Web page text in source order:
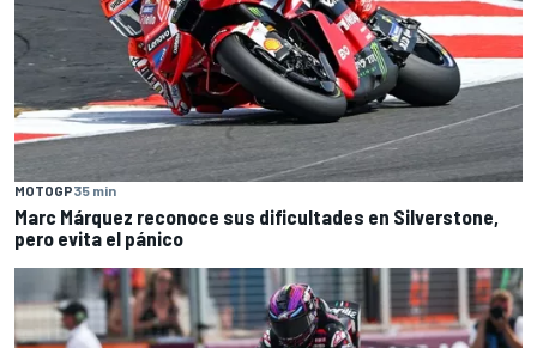
MOTOGP35 min
Marc Márquez reconoce sus dificultades en Silverstone,
pero evita el pánico